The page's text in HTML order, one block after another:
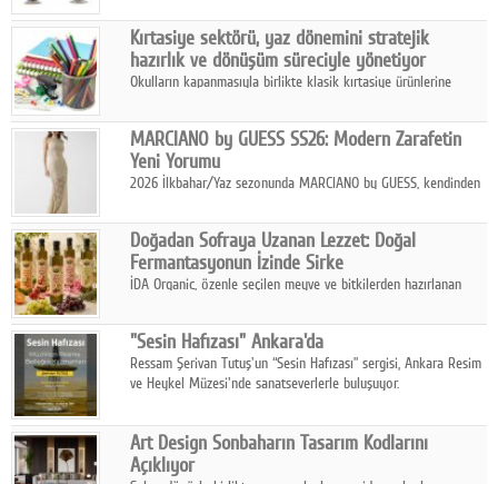
Ağustos'ta Arthill Müzecilik'in düzenleyeceği özel müzayedede
koleksiyonerlerle buluşuyor
Kırtasiye sektörü, yaz dönemini stratejik
hazırlık ve dönüşüm süreciyle yönetiyor
Okulların kapanmasıyla birlikte klasik kırtasiye ürünlerine
sanat ve eğitici aktivite ürünleriyle dinamik bir biçimde
geçiriyor.
MARCIANO by GUESS SS26: Modern Zarafetin
Yeni Yorumu
2026 İlkbahar/Yaz sezonunda MARCIANO by GUESS, kendinden
Doğadan Sofraya Uzanan Lezzet: Doğal
Fermantasyonun İzinde Sirke
İDA Organic, özenle seçilen meyve ve bitkilerden hazırlanan
sofralarına taşıyor.
"Sesin Hafızası" Ankara'da
Ressam Şerivan Tutuş'un “Sesin Hafızası” sergisi, Ankara Resim
ve Heykel Müzesi'nde sanatseverlerle buluşuyor.
Art Design Sonbaharın Tasarım Kodlarını
Açıklıyor